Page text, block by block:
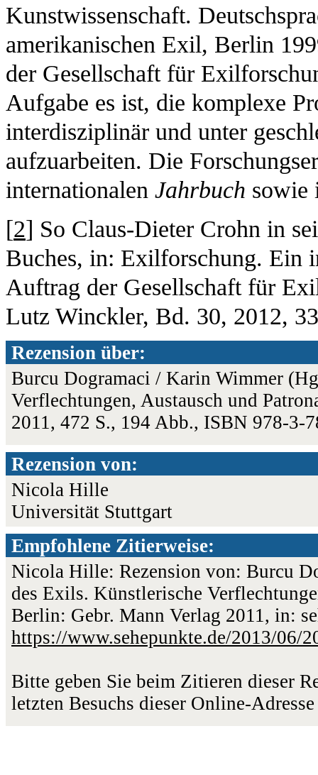
Kunstwissenschaft.
amerikanischen Exil, Berlin
der Gesellschaft für
Aufgabe es ist, die komplexe
interdisziplinär und unter
aufzuarbeiten. Die
internationalen Jahrbuch
[2] So Claus-Dieter Crohn in
Buches, in: Exilforschung. Ein
Auftrag der Gesellschaft für
Lutz Winckler, Bd. 30, 2012,
Rezension über:
Burcu Dogramaci / Karin Wimmer
Verflechtungen, Austausch und
2011, 472 S., 194 Abb., ISBN 978-3-
Rezension von:
Nicola Hille
Universität Stuttgart
Empfohlene Zitierweise:
Nicola Hille: Rezension von: Burcu
des Exils. Künstlerische
Berlin: Gebr. Mann Verlag 2011, in:
https://www.sehepunkte.de/2013/06/
Bitte geben Sie beim Zitieren dieser
letzten Besuchs dieser Online-Adresse